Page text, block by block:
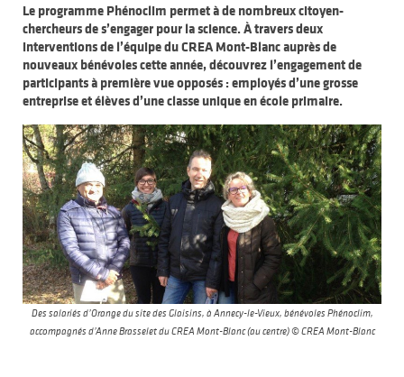
Le programme Phénoclim permet à de nombreux citoyen-
chercheurs de s’engager pour la science. À travers deux
interventions de l’équipe du CREA Mont-Blanc auprès de
nouveaux bénévoles cette année, découvrez l’engagement de
participants à première vue opposés : employés d’une grosse
entreprise et élèves d’une classe unique en école primaire.
Des salariés d’Orange du site des Glaisins, à Annecy-le-Vieux, bénévoles Phénoclim,
accompagnés d’Anne Brasselet du CREA Mont-Blanc (au centre) © CREA Mont-Blanc